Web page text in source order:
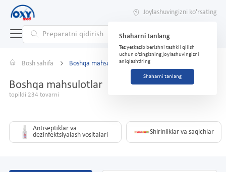
Joylashuvingizni ko'rsating
Shaharni tanlang
Tez yetkazib berishni tashkil qilish
uchun o'zingizning joylashuvingizni
aniqlashtiring
Shaharni tanlang
Bosh sahifa Boshqa mahsulotlar
Boshqa mahsulotlar
topildi 234 tovarni
Antiseptiklar va
dezinfektsiyalash vositalari
Shirinliklar va saqichlar